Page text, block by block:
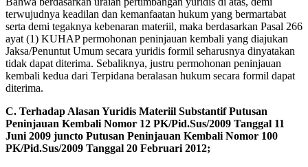
terwujudnya keadilan dan kemanfaatan hukum yang bermartabat
serta demi tegaknya kebenaran materiil, maka berdasarkan Pasal 266
ayat (1) KUHAP permohonan peninjauan kembali yang diajukan
Jaksa/Penuntut Umum secara yuridis formil seharusnya dinyatakan
tidak dapat diterima. Sebaliknya, justru permohonan peninjauan
kembali kedua dari Terpidana beralasan hukum secara formil dapat
diterima.
C. Terhadap Alasan Yuridis Materiil Substantif Putusan
Peninjauan Kembali Nomor 12 PK/Pid.Sus/2009 Tanggal 11
Juni 2009 juncto Putusan Peninjauan Kembali Nomor 100
PK/Pid.Sus/2009 Tanggal 20 Februari 2012;